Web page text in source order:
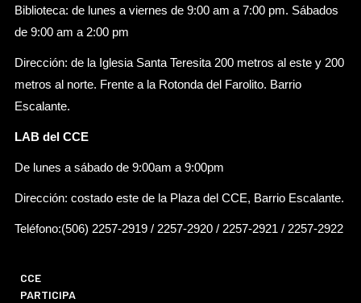
Biblioteca: de lunes a viernes de 9:00 am a 7:00 pm. Sábados
de 9:00 am a 2:00 pm
Dirección: de la Iglesia Santa Teresita 200 metros al este y 200
metros al norte. Frente a la Rotonda del Farolito. Barrio
Escalante.
LAB del CCE
De lunes a sábado de 9:00am a 9:00pm
Dirección: costado este de la Plaza del CCE, Barrio Escalante.
Teléfono:(506) 2257-2919 / 2257-2920 / 2257-2921 / 2257-2922
CCE
PARTICIPA